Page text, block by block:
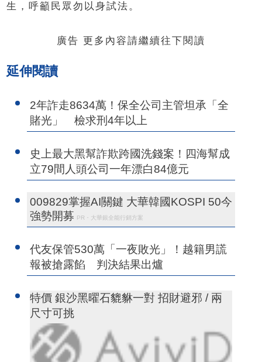
生，呼籲民眾勿以身試法。
廣告 更多內容請繼續往下閱讀
延伸閱讀
2年詐走8634萬！保全公司主管坦承「全
賭光」 檢求刑4年以上
史上最大黑幫詐欺跨國洗錢案！四海幫成
立79間人頭公司一年漂白84億元
009829掌握AI關鍵 大華韓國KOSPI 50今
強勢開募 PR・大華銀全能行銷方案
代友保管530萬「一夜敗光」！越籍男謊
報被搶露餡 判決結果出爐
特價 銀沙黑曜石貔貅一對 招財避邪 / 兩
尺寸可挑